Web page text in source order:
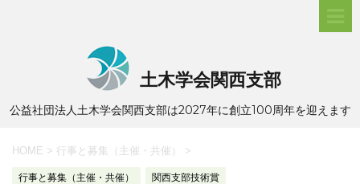
土木学会関西支部
公益社団法人土木学会関西支部は2027年に創立100周年を迎えます
HOME > 行事と募集（主催・共催） >
行事と募集（主催・共催） 関西支部技術賞